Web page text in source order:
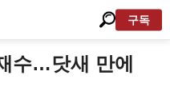
구독
수…닷새 만에